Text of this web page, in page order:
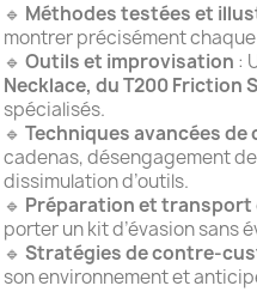
🔹 Méthodes testées et
montrer précisément
🔹 Outils et improvisation :
Necklace, du T200 Friction
spécialisés.
🔹 Techniques avancées
cadenas, désengagement
dissimulation d’outils.
🔹 Préparation et transport
porter un kit d’évasion sans
🔹 Stratégies de contre-
son environnement et